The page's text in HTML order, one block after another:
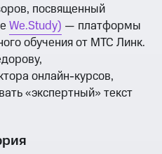
посвященный
We.Study) — платформы
обучения от МТС Линк.
онлайн-курсов,
«экспертный» текст